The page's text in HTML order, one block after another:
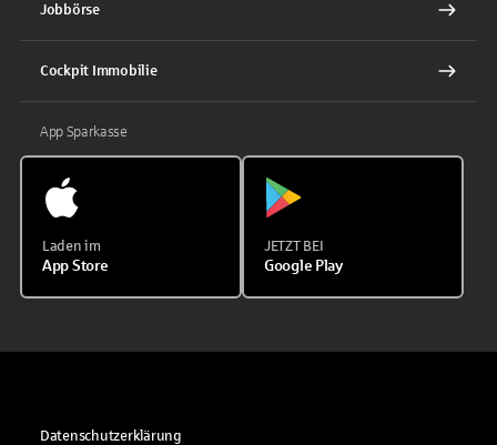
Jobbörse
Cockpit Immobilie
App Sparkasse
Laden im
App Store
JETZT BEI
Google Play
Datenschutzerklärung